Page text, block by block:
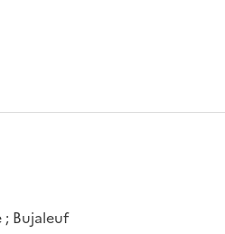
Bujaleuf